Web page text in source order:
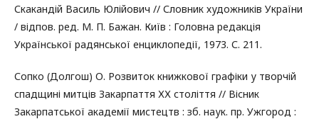
Скакандій Василь Юлійович // Словник художників України
/ відпов. ред. М. П. Бажан. Київ : Головна редакція
Української радянської енциклопедії, 1973. С. 211.
Сопко (Долгош) О. Розвиток книжкової графіки у творчій
спадщині митців Закарпаття ХХ століття // Вісник
Закарпатської академії мистецтв : зб. наук. пр. Ужгород :